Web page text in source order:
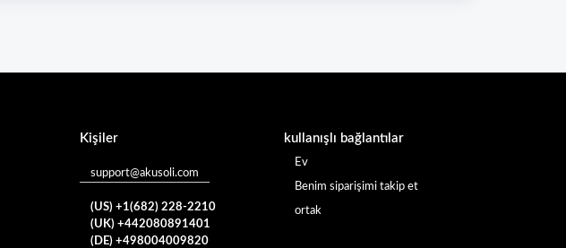
Kişiler
support@akusoli.com
(US) +1(682) 228-2210
(UK) +442080891401
(DE) +498004009820
kullanışlı bağlantılar
Ev
Benim siparişimi takip et
ortak